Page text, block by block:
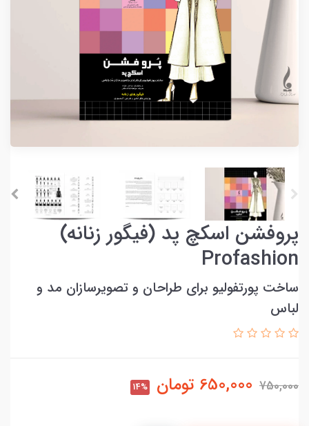
پروفشن اسکچ پد (فیگور زنانه)
Profashion
ساخت پورتفولیو برای طراحان و تصویرسازان مد و
لباس
750,000
650,000 تومان 14%